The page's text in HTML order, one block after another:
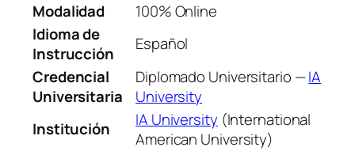
Modalidad
100% Online
Idioma de
Instrucción
Español
Credencial
Universitaria
Diplomado Universitario —IA
University
Institución
IA University (International
American University)